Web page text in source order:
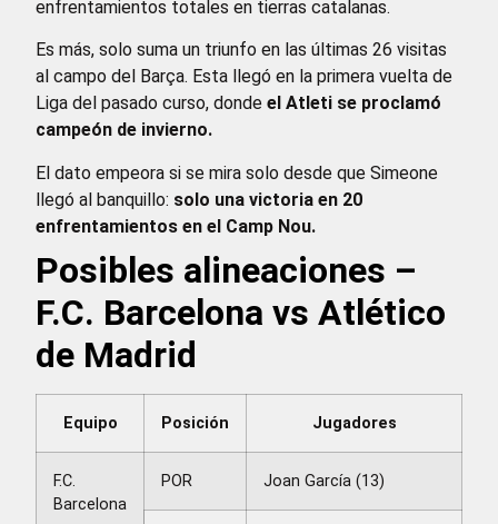
enfrentamientos totales en tierras catalanas.
Es más, solo suma un triunfo en las últimas 26 visitas
al campo del Barça. Esta llegó en la primera vuelta de
Liga del pasado curso, donde el Atleti se proclamó
campeón de invierno.
El dato empeora si se mira solo desde que Simeone
llegó al banquillo: solo una victoria en 20
enfrentamientos en el Camp Nou.
Posibles alineaciones –
F.C. Barcelona vs Atlético
de Madrid
Equipo Posición Jugadores
F.C.
Barcelona
POR Joan García (13)